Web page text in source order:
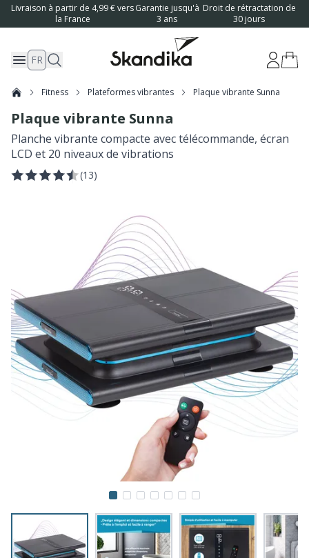
Livraison à partir de 4,99 € vers
la France
Garantie jusqu'à
3 ans
Droit de rétractation de
30 jours
FR
Fitness Plateformes vibrantes Plaque vibrante Sunna
Plaque vibrante Sunna
Planche vibrante compacte avec télécommande, écran
LCD et 20 niveaux de vibrations
(13)